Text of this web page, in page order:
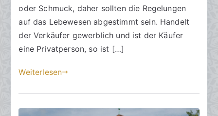
.
F
e
r
r
oder Schmuck, daher sollten die Regelungen
auf das Lebewesen abgestimmt sein. Handelt
der Verkäufer gewerblich und ist der Käufer
eine Privatperson, so ist […]
Weiterlesen